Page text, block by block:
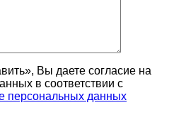
Вы даете согласие на
в соответствии с
персональных данных